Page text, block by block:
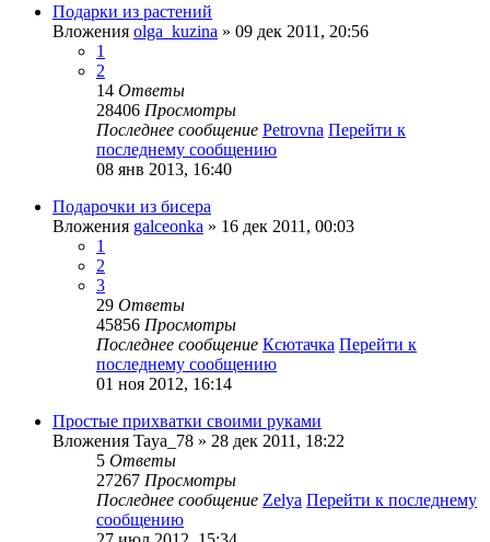
Подарки из растений
Вложения olga_kuzina » 09 дек 2011, 20:56
1
2
14 Ответы
28406 Просмотры
Последнее сообщение Petrovna Перейти к
последнему сообщению
08 янв 2013, 16:40
Подарочки из бисера
Вложения galceonka » 16 дек 2011, 00:03
1
2
3
29 Ответы
45856 Просмотры
Последнее сообщение Ксютачка Перейти к
последнему сообщению
01 ноя 2012, 16:14
Простые прихватки своими руками
Вложения Taya_78 » 28 дек 2011, 18:22
5 Ответы
27267 Просмотры
Последнее сообщение Zelya Перейти к последнему
сообщению